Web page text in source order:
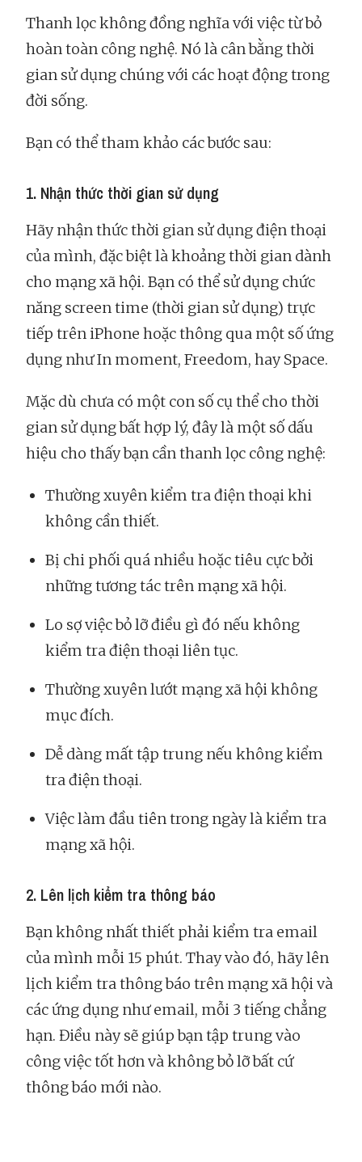
Thanh lọc không đồng nghĩa với việc từ bỏ
hoàn toàn công nghệ. Nó là cân bằng thời
gian sử dụng chúng với các hoạt động trong
đời sống.
Bạn có thể tham khảo các bước sau:
1. Nhận thức thời gian sử dụng
Hãy nhận thức thời gian sử dụng điện thoại
của mình, đặc biệt là khoảng thời gian dành
cho mạng xã hội. Bạn có thể sử dụng chức
năng screen time (thời gian sử dụng) trực
tiếp trên iPhone hoặc thông qua một số ứng
dụng như In moment, Freedom, hay Space.
Mặc dù chưa có một con số cụ thể cho thời
gian sử dụng bất hợp lý, đây là một số dấu
hiệu cho thấy bạn cần thanh lọc công nghệ:
Thường xuyên kiểm tra điện thoại khi
không cần thiết.
Bị chi phối quá nhiều hoặc tiêu cực bởi
những tương tác trên mạng xã hội.
Lo sợ việc bỏ lỡ điều gì đó nếu không
kiểm tra điện thoại liên tục.
Thường xuyên lướt mạng xã hội không
mục đích.
Dễ dàng mất tập trung nếu không kiểm
tra điện thoại.
Việc làm đầu tiên trong ngày là kiểm tra
mạng xã hội.
2. Lên lịch kiểm tra thông báo
Bạn không nhất thiết phải kiểm tra email
của mình mỗi 15 phút. Thay vào đó, hãy lên
lịch kiểm tra thông báo trên mạng xã hội và
các ứng dụng như email, mỗi 3 tiếng chẳng
hạn. Điều này sẽ giúp bạn tập trung vào
công việc tốt hơn và không bỏ lỡ bất cứ
thông báo mới nào.